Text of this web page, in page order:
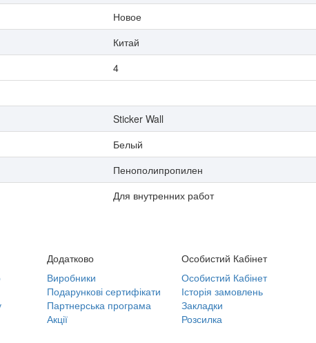
Новое
Китай
4
Sticker Wall
Белый
Пенополипропилен
Для внутренних работ
Додатково
Виробники
Подарункові сертифікати
Партнерська програма
Акції
Особистий Кабінет
Особистий Кабінет
Історія замовлень
Закладки
Розсилка